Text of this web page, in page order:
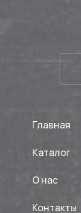
Контакты
О нас
Каталог
Главная